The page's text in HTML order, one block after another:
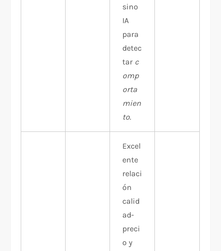
sino
IA
para
detec
tar c
omp
orta
mien
to.
Excel
ente
relaci
ón
calid
ad-
preci
o y